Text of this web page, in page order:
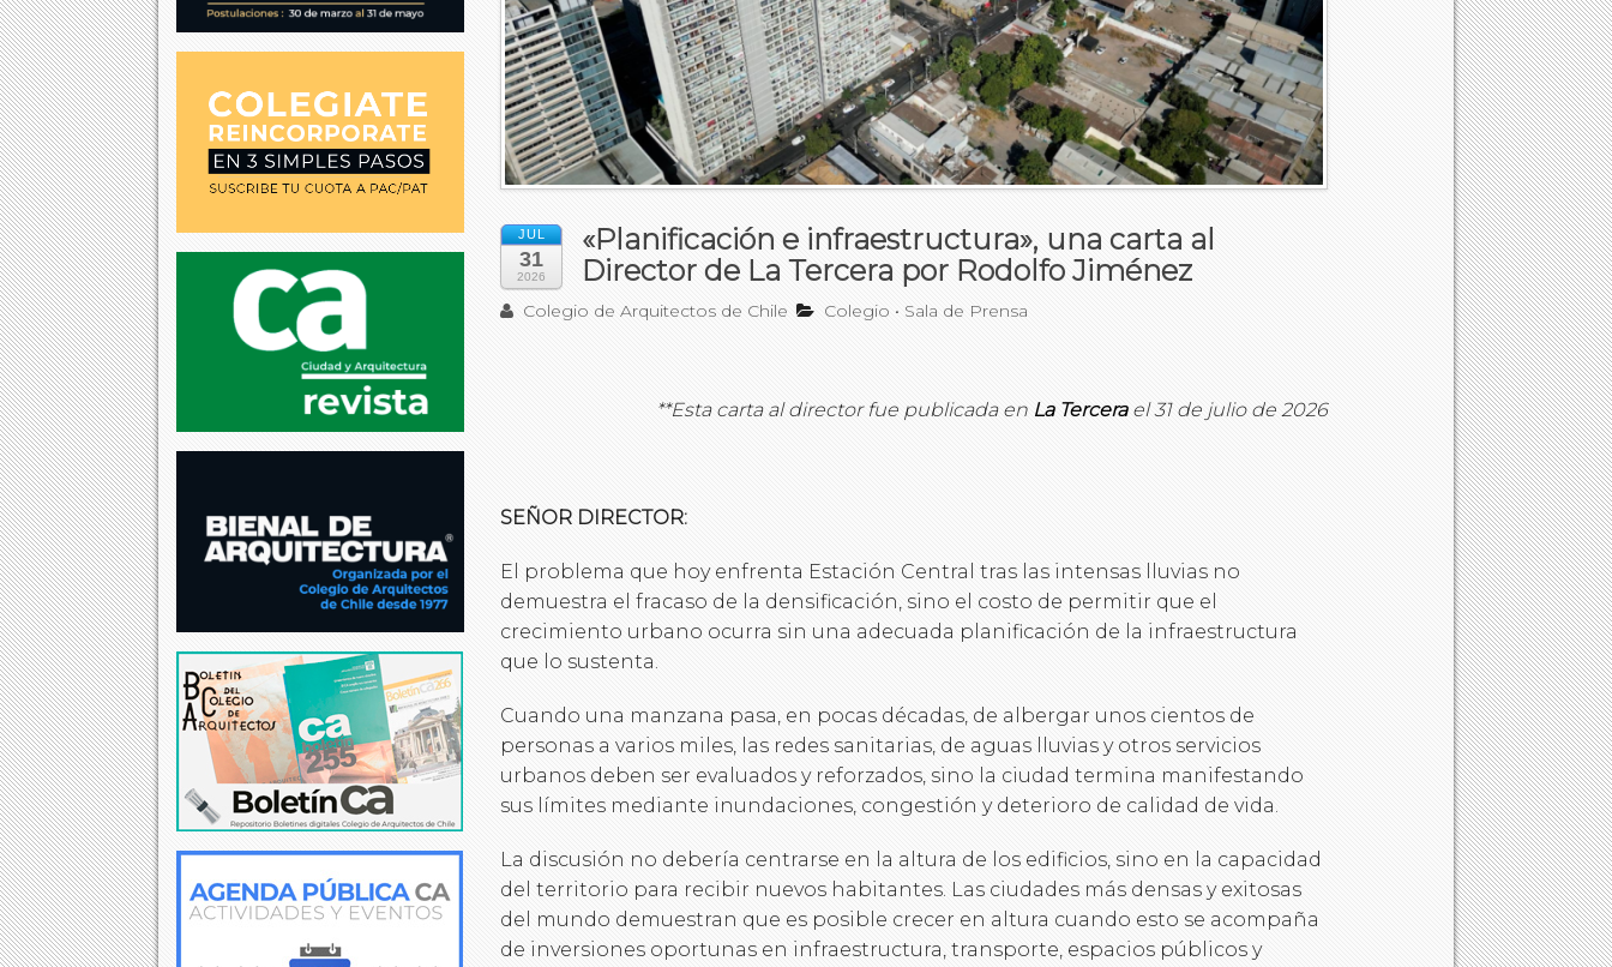
JUL
31
2026
«Planificación e infraestructura», una carta al
Director de La Tercera por Rodolfo Jiménez
Colegio de Arquitectos de Chile Colegio • Sala de Prensa
**Esta carta al director fue publicada en La Tercera el 31 de julio de 2026
SEÑOR DIRECTOR:
El problema que hoy enfrenta Estación Central tras las intensas lluvias no
demuestra el fracaso de la densificación, sino el costo de permitir que el
crecimiento urbano ocurra sin una adecuada planificación de la infraestructura
que lo sustenta.
Cuando una manzana pasa, en pocas décadas, de albergar unos cientos de
personas a varios miles, las redes sanitarias, de aguas lluvias y otros servicios
urbanos deben ser evaluados y reforzados, sino la ciudad termina manifestando
sus límites mediante inundaciones, congestión y deterioro de calidad de vida.
La discusión no debería centrarse en la altura de los edificios, sino en la capacidad
del territorio para recibir nuevos habitantes. Las ciudades más densas y exitosas
del mundo demuestran que es posible crecer en altura cuando esto se acompaña
de inversiones oportunas en infraestructura, transporte, espacios públicos y